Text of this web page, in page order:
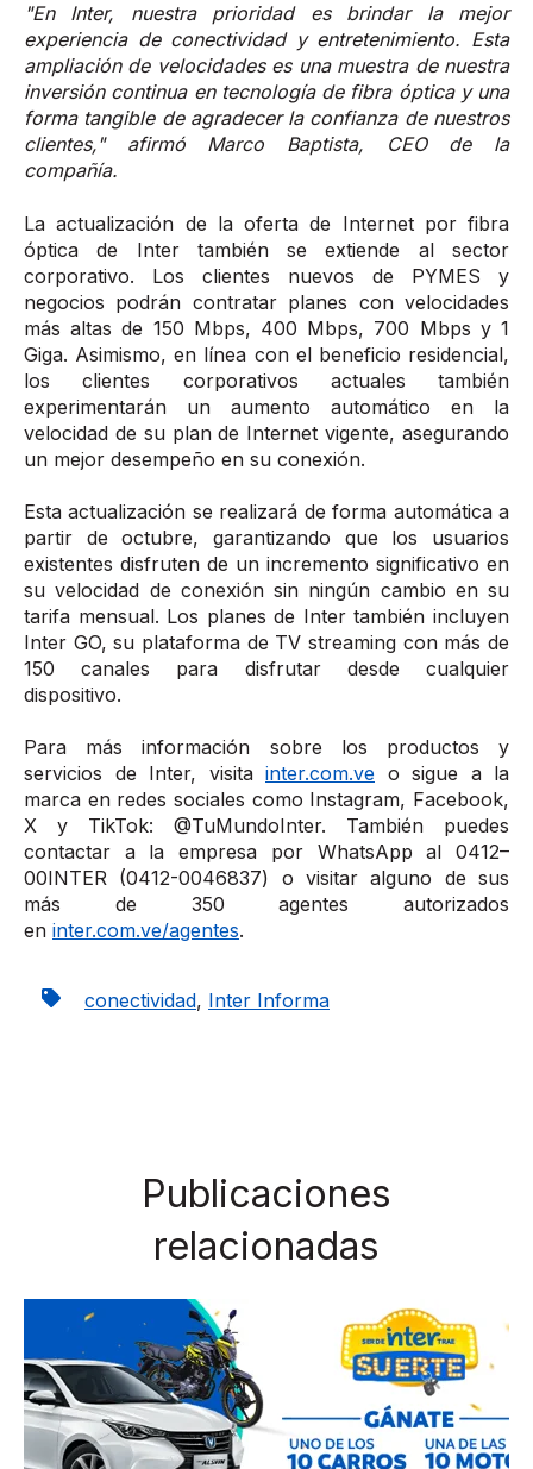
"En Inter, nuestra prioridad es brindar la mejor
experiencia de conectividad y entretenimiento. Esta
ampliación de velocidades es una muestra de nuestra
inversión continua en tecnología de fibra óptica y una
forma tangible de agradecer la confianza de nuestros
clientes," afirmó Marco Baptista, CEO de la
compañía.
La actualización de la oferta de Internet por fibra
óptica de Inter también se extiende al sector
corporativo. Los clientes nuevos de PYMES y
negocios podrán contratar planes con velocidades
más altas de 150 Mbps, 400 Mbps, 700 Mbps y 1
Giga. Asimismo, en línea con el beneficio residencial,
los clientes corporativos actuales también
experimentarán un aumento automático en la
velocidad de su plan de Internet vigente, asegurando
un mejor desempeño en su conexión.
Esta actualización se realizará de forma automática a
partir de octubre, garantizando que los usuarios
existentes disfruten de un incremento significativo en
su velocidad de conexión sin ningún cambio en su
tarifa mensual. Los planes de Inter también incluyen
Inter GO, su plataforma de TV streaming con más de
150 canales para disfrutar desde cualquier
dispositivo.
Para más información sobre los productos y
servicios de Inter, visita inter.com.ve o sigue a la
marca en redes sociales como Instagram, Facebook,
X y TikTok: @TuMundoInter. También puedes
contactar a la empresa por WhatsApp al 0412–
00INTER (0412-0046837) o visitar alguno de sus
más de 350 agentes autorizados
en inter.com.ve/agentes.
conectividad, Inter Informa
Publicaciones
relacionadas